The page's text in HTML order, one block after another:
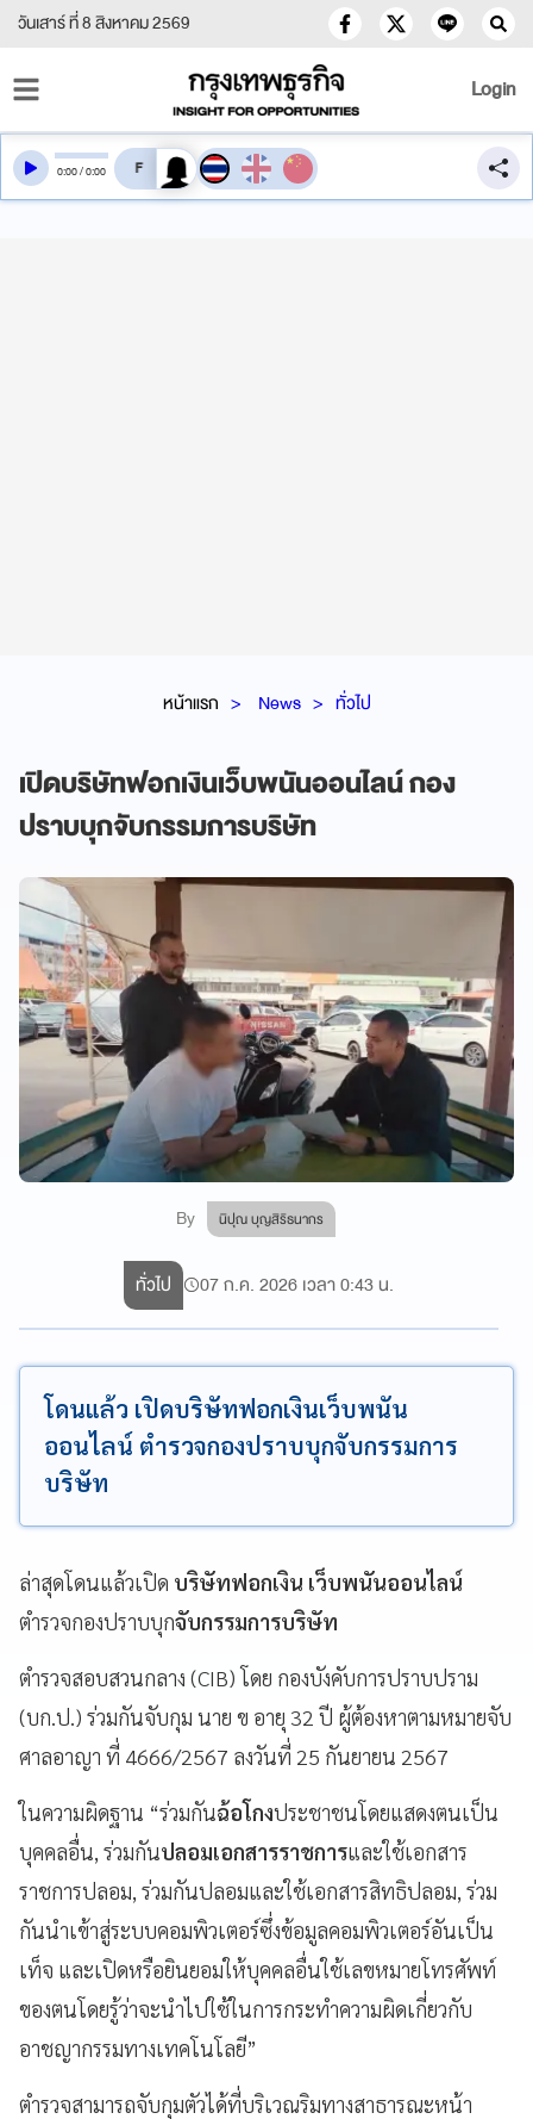
วันเสาร์ ที่ 8 สิงหาคม 2569
Login
หน้าแรก News ทั่วไป
เปิดบริษัทฟอกเงินเว็บพนันออนไลน์ กอง
ปราบบุกจับกรรมการบริษัท
By นิปุณ บุญสิริธนากร
0:00/0:00 สลับเสียงอ่าน
ทั่วไป 07 ก.ค. 2026 เวลา 0:43 น.
โดนแล้ว เปิดบริษัทฟอกเงินเว็บพนัน
ออนไลน์ ตำรวจกองปราบบุกจับกรรมการ
บริษัท
ล่าสุดโดนแล้วเปิด บริษัทฟอกเงิน เว็บพนันออนไลน์
ตำรวจกองปราบบุกจับกรรมการบริษัท
ตำรวจสอบสวนกลาง (CIB) โดย กองบังคับการปราบปราม
(บก.ป.) ร่วมกันจับกุม นาย ข อายุ 32 ปี ผู้ต้องหาตามหมายจับ
ศาลอาญา ที่ 4666/2567 ลงวันที่ 25 กันยายน 2567
ในความผิดฐาน “ร่วมกันฉ้อโกงประชาชนโดยแสดงตนเป็น
บุคคลอื่น, ร่วมกันปลอมเอกสารราชการและใช้เอกสาร
ราชการปลอม, ร่วมกันปลอมและใช้เอกสารสิทธิปลอม, ร่วม
กันนำเข้าสู่ระบบคอมพิวเตอร์ซึ่งข้อมูลคอมพิวเตอร์อันเป็น
เท็จ และเปิดหรือยินยอมให้บุคคลอื่นใช้เลขหมายโทรศัพท์
ของตนโดยรู้ว่าจะนำไปใช้ในการกระทำความผิดเกี่ยวกับ
อาชญากรรมทางเทคโนโลยี”
ตำรวจสามารถจับกุมตัวได้ที่บริเวณริมทางสาธารณะหน้า